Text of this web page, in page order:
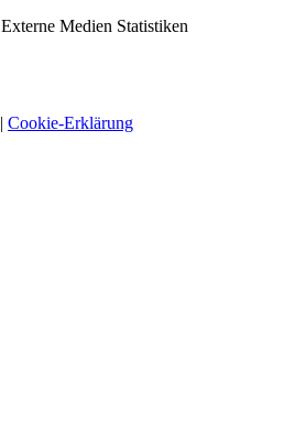
Externe Medien Statistiken
| Cookie-Erklärung